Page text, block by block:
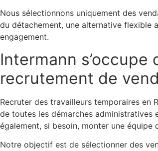
Nous sélectionnons uniquement des
du détachement, une alternative flexible
engagement.
Intermann
recrutement de
Recruter des travailleurs temporaires en
de toutes les démarches
également, si besoin, monter une
Notre objectif est de sélectionner des